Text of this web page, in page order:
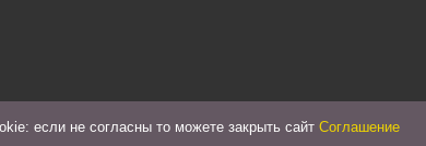
если не согласны то можете закрыть сайт Соглашение